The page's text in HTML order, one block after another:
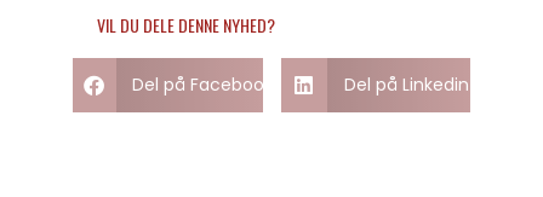
VIL DU DELE DENNE NYHED?
Del på Facebook Del på Linkedin